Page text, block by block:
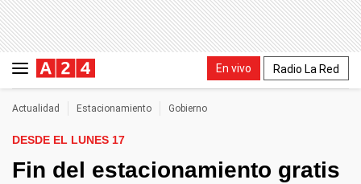
En vivo Radio La Red
Actualidad Estacionamiento Gobierno
DESDE EL LUNES 17
Fin del estacionamiento gratis